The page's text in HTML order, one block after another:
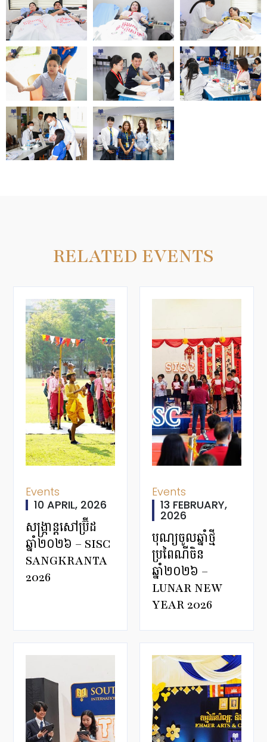
RELATED EVENTS
Events
10 APRIL, 2026
សង្ក្រាន្តសៅប្រ៊ីដ
ឆ្នាំ២០២៦ – SISC
SANGKRANTA
2026
Events
13 FEBRUARY,
2026
បុណ្យចូលឆ្នាំថ្មី
ប្រពៃណីចិន
ឆ្នាំ២០២៦ –
LUNAR NEW
YEAR 2026